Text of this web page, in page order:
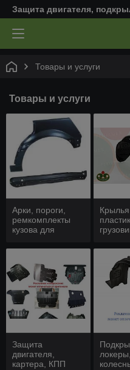
Защита двигателя,
Товары и услуги
Товары и услуги
Арки, пороги,
ремкомплекты
кузова для
Крылья
авто
Защита
двигателя,
картера, КПП